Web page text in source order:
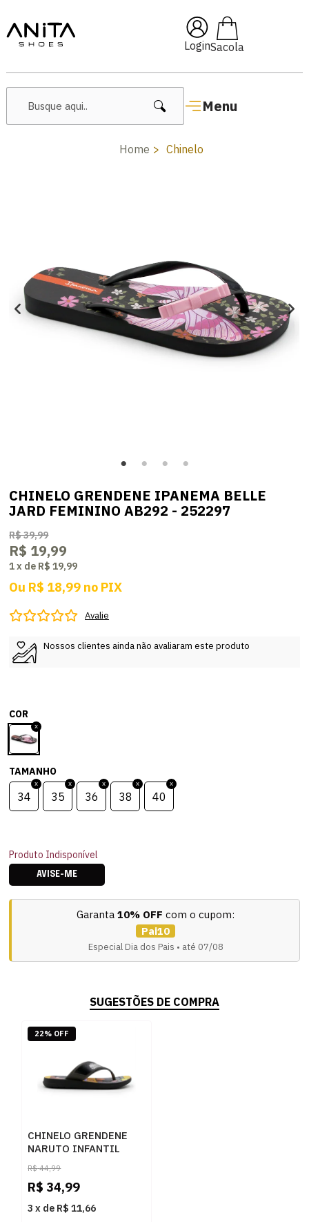
Login
Menu
🔥 Lançamentos Femininos
Home Chinelo
CHINELO GRENDENE IPANEMA BELLE
JARD FEMININO AB292 - 252297
R$ 39,99
R$ 19,99
1x de R$ 19,99
Ou R$ 18,99 no PIX
Avalie
Nossos clientes ainda não avaliaram este produto
COR
TAMANHO
34 35 36 38 40
Produto Indisponível
AVISE-ME
Garanta 10% OFF com o cupom:
Pai10
Especial Dia dos Pais • até 07/08
SUGESTÕES DE COMPRA
CHINELO GRENDENE
NARUTO INFANTIL
20566 - 245883
R$ 44,99
R$ 34,99
3 x de R$ 11,66
22% OFF